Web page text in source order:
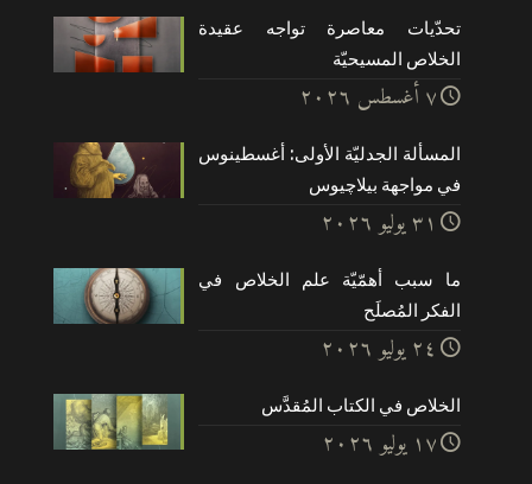
تحدّيات معاصرة تواجه عقيدة
الخلاص المسيحيّة
۷ أغسطس ۲۰۲٦
المسألة الجدليّة الأولى: أغسطينوس
في مواجهة بيلاچيوس
۳۱ يوليو ۲۰۲٦
ما سبب أهمّيّة علم الخلاص في
الفكر المُصلَح
۲٤ يوليو ۲۰۲٦
الخلاص في الكتاب المُقدَّس
۱۷ يوليو ۲۰۲٦